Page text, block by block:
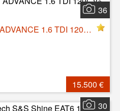
36
VOLKSWAGEN PASSAT ADVANCE 1.6 TDI 120CV BMT, 24/08/2016
15.500 €
30